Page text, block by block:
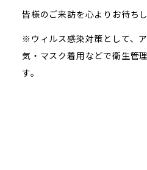
皆様のご来訪を心よりお待ちし
※ウィルス感染対策として、
気・マスク着用などで衛生管
す。